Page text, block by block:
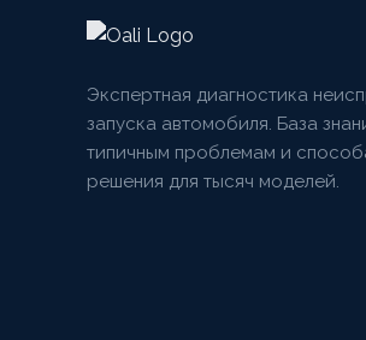
Экспертная диагностика
запуска автомобиля. База
типичным проблемам и
решения для тысяч моделей.